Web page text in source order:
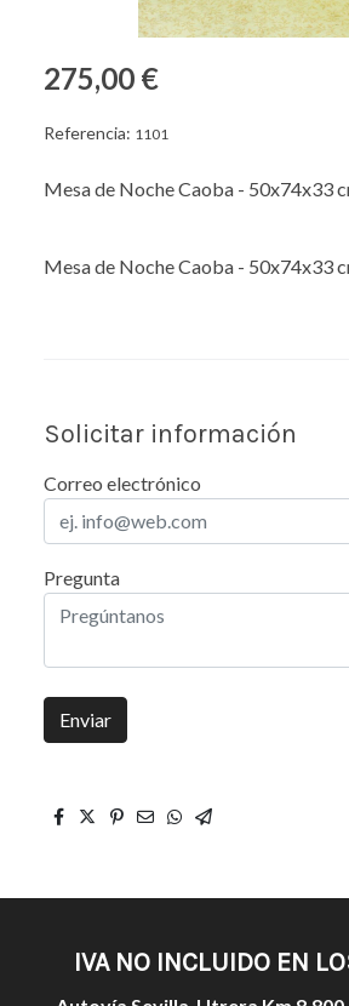
275,00 €
Referencia: 1101
Mesa de Noche Caoba - 50x74x33
Mesa de Noche Caoba - 50x74x33
Solicitar información
Correo electrónico
Pregunta
Enviar
IVA NO INCLUIDO EN